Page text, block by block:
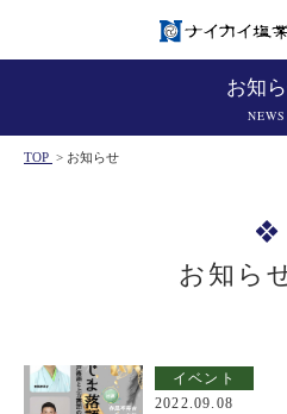
お知
NEWS
TOP > お知らせ
お知ら
イベント
2022.09.08